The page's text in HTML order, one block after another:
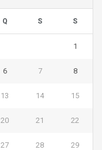
Q S S
1
6 7 8
13 14 15
20 21 22
27 28 29